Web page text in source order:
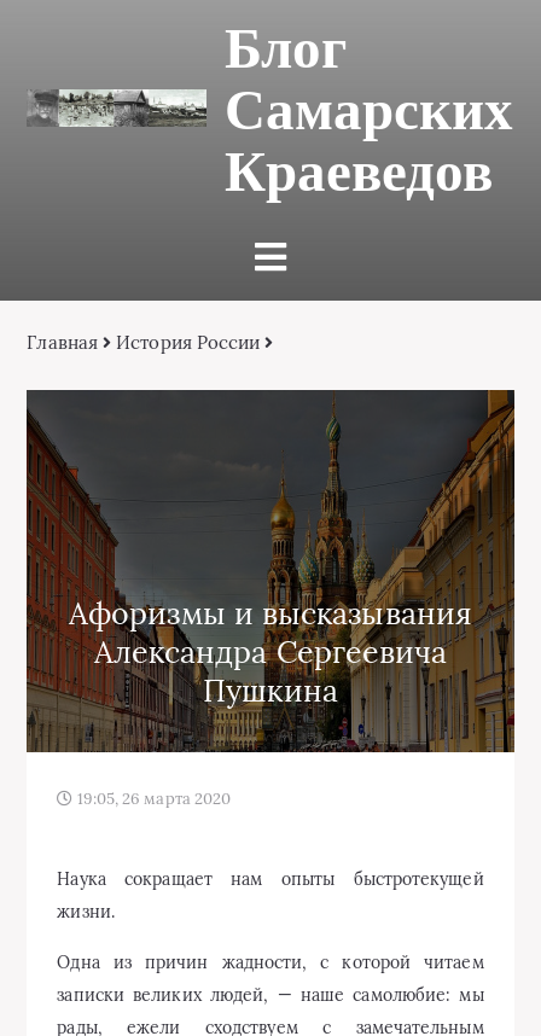
Блог
Самарских
Краеведов
Главная История России
Афоризмы и высказывания
Александра Сергеевича
Пушкина
19:05, 26 марта 2020
Наука сокращает нам опыты быстротекущей
жизни.
Одна из причин жадности, с которой читаем
записки великих людей, — наше самолюбие: мы
рады, ежели сходствуем с замечательным